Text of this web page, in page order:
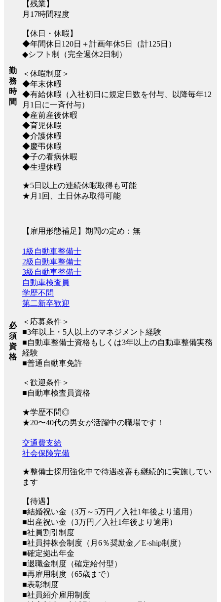
勤
務
時
間
【残業】
月17時間程度
【休日・休暇】
◆年間休日120日＋計画年休5日（計125日）
◆シフト制（完全週休2日制）
＜休暇制度＞
◆年末休暇
◆有給休暇（入社初日に規定日数を付与、以降毎年12
月1日に一斉付与）
◆産前産後休暇
◆育児休暇
◆介護休暇
◆慶弔休暇
◆子の看病休暇
◆生理休暇
★5日以上の連続休暇取得も可能
★月1回、土日休み取得可能
【雇用形態補足】期間の定め：無
必
須
資
格
1級自動車整備士
2級自動車整備士
3級自動車整備士
自動車検査員
学歴不問
第二新卒歓迎
＜応募条件＞
■3年以上・5人以上のマネジメント経験
■自動車整備士資格もしくは3年以上の自動車整備実務
経験
■普通自動車免許
＜歓迎条件＞
■自動車検査員資格
★学歴不問◎
★20〜40代の男女が活躍中の職場です！
交通費支給
社会保険完備
★整備士採用強化中で待遇改善も継続的に実施してい
ます
【待遇】
■結婚祝い金（3万～5万円／入社1年後より適用）
■出産祝い金（3万円／入社1年後より適用）
■社員割引制度
■社員持株会制度（月6％奨励金／E-ship制度）
■確定拠出年金
■退職金制度（確定給付型）
■再雇用制度（65歳まで）
■表彰制度
■社員紹介雇用制度